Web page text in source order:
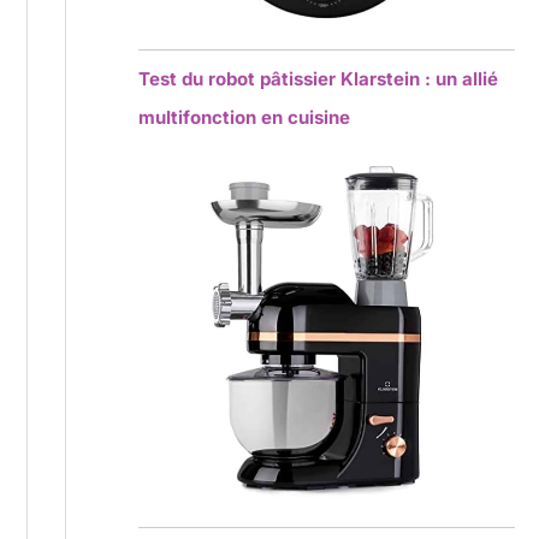
Test du robot pâtissier Klarstein : un allié
multifonction en cuisine